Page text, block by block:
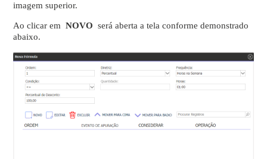
imagem superior.
Ao clicar emNOVO será aberta a tela conforme demonstrado
abaixo.